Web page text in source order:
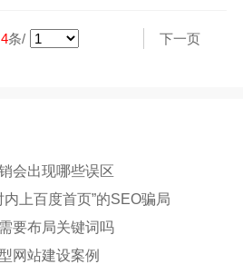
4条/ 下一页
会出现哪些误区
上百度首页”的SEO骗局
要布局关键词吗
网站建设案例